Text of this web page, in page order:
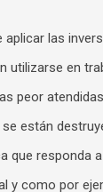
las
en
peor
están
que responda
y como por